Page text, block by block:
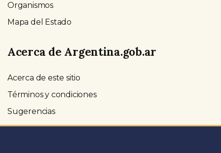
Organismos
Mapa del Estado
Acerca de Argentina.gob.ar
Acerca de este sitio
Términos y condiciones
Sugerencias